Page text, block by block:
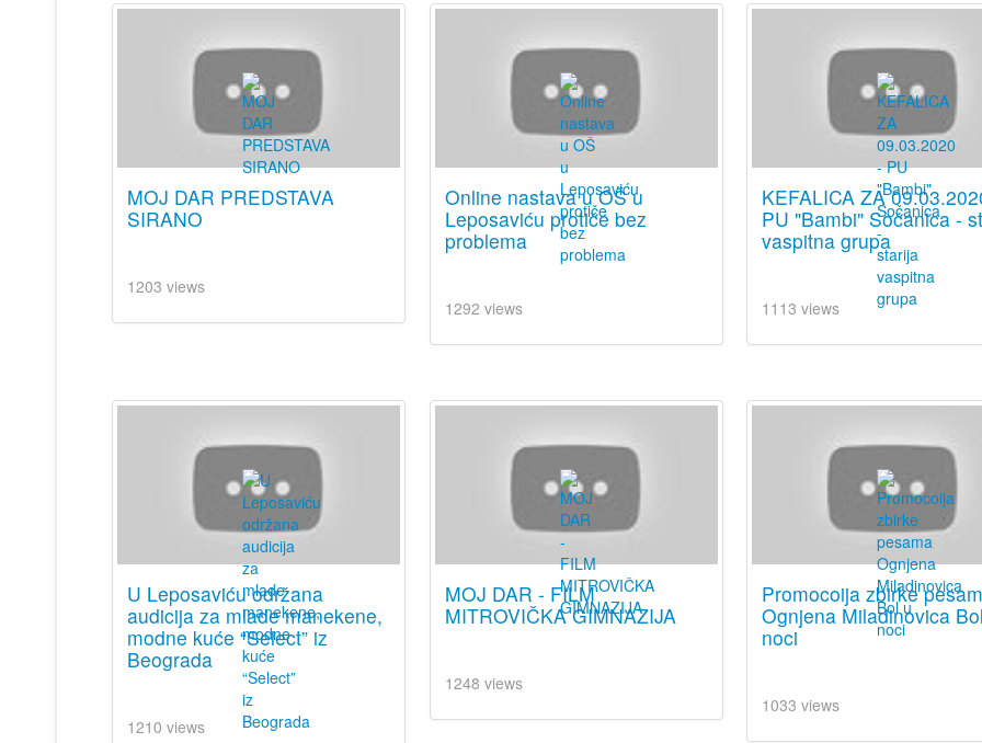
MOJ DAR PREDSTAVA
SIRANO
1203 views
Online nastava u OŠ u
Leposaviću protiče bez
problema
1292 views
KEFALICA ZA
PU "Bambi" Sočanica -
vaspitna grupa
1113 views
U Leposaviću održana
audicija za mlade manekene,
modne kuće “Select” iz
Beograda
1210 views
MOJ DAR - FILM
MITROVIČKA GIMNAZIJA
1248 views
Promocoija zbirke
Ognjena Miladinovica
noci
1033 views